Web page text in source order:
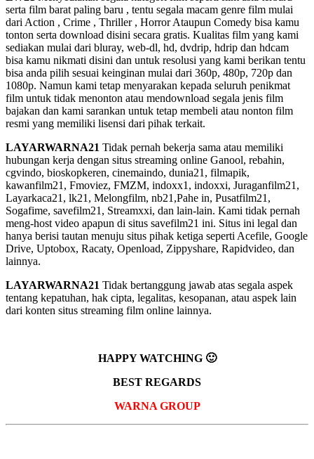
serta film barat paling baru , tentu segala macam genre film mulai
dari Action , Crime , Thriller , Horror Ataupun Comedy bisa kamu
tonton serta download disini secara gratis. Kualitas film yang kami
sediakan mulai dari bluray, web-dl, hd, dvdrip, hdrip dan hdcam
bisa kamu nikmati disini dan untuk resolusi yang kami berikan tentu
bisa anda pilih sesuai keinginan mulai dari 360p, 480p, 720p dan
1080p. Namun kami tetap menyarakan kepada seluruh penikmat
film untuk tidak menonton atau mendownload segala jenis film
bajakan dan kami sarankan untuk tetap membeli atau nonton film
resmi yang memiliki lisensi dari pihak terkait.
LAYARWARNA21 Tidak pernah bekerja sama atau memiliki
hubungan kerja dengan situs streaming online Ganool, rebahin,
cgvindo, bioskopkeren, cinemaindo, dunia21, filmapik,
kawanfilm21, Fmoviez, FMZM, indoxx1, indoxxi, Juraganfilm21,
Layarkaca21, lk21, Melongfilm, nb21,Pahe in, Pusatfilm21,
Sogafime, savefilm21, Streamxxi, dan lain-lain. Kami tidak pernah
meng-host video apapun di situs savefilm21 ini. Situs ini legal dan
hanya berisi tautan menuju situs pihak ketiga seperti Acefile, Google
Drive, Uptobox, Racaty, Openload, Zippyshare, Rapidvideo, dan
lainnya.
LAYARWARNA21 Tidak bertanggung jawab atas segala aspek
tentang kepatuhan, hak cipta, legalitas, kesopanan, atau aspek lain
dari konten situs streaming film online lainnya.
HAPPY WATCHING 🙂
BEST REGARDS
WARNA GROUP